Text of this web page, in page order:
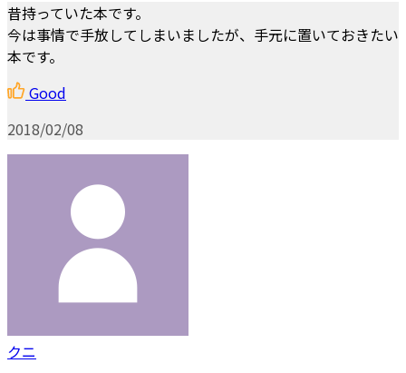
昔持っていた本です。
今は事情で手放してしまいましたが、手元に置いておきたい
本です。
Good
2018/02/08
クニ